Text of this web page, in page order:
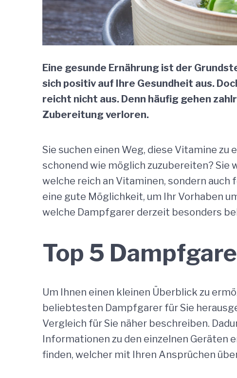
Eine gesunde Ernährung ist der
sich positiv auf Ihre Gesundheit aus.
reicht nicht aus. Denn häufig gehen
Zubereitung verloren.
Sie suchen einen Weg, diese Vitamine zu
schonend wie möglich zuzubereiten? Sie
welche reich an Vitaminen, sondern
eine gute Möglichkeit, um Ihr Vorhaben
welche Dampfgarer derzeit besonders
Top 5
Um Ihnen einen kleinen Überblick zu
beliebtesten Dampfgarer für Sie
Vergleich für Sie näher beschreiben.
Informationen zu den einzelnen Geräten
finden, welcher mit Ihren Ansprüchen